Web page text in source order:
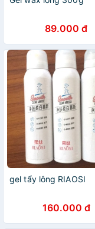
89.000 đ
gel tẩy lông RIAOSI
160.000 đ